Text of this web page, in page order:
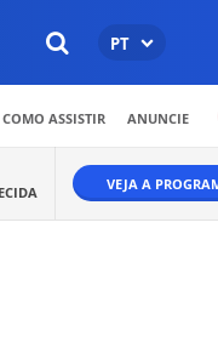
PT
COMO ASSISTIR ANUNCIE
VEJA A